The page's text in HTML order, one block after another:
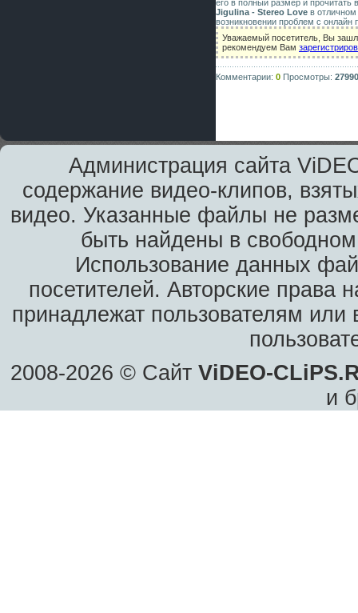
его в полный размер и прочитать
Jigulina - Stereo Love в
возникновении проблем с
Уважаемый посетитель, Вы
рекомендуем Вам
Комментарии: 0 Просмотры: 27990
Администрация сайта
содержание видео-клипов,
видео. Указанные файлы не
быть найдены в
Использование данных
посетителей. Авторские права
принадлежат пользователям или
2008-2026 © Сайт ViDEO-
и